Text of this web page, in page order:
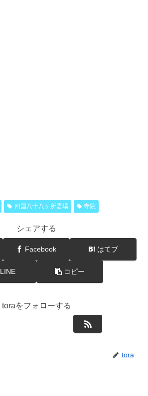
四国八十八ヶ所霊場 寺院
シェアする
Facebook はてブ
LINE コピー
toraをフォローする
tora